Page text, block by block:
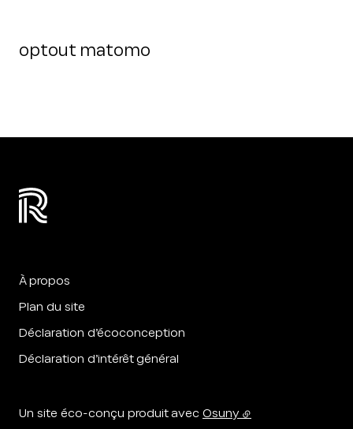
optout matomo
À propos
Plan du site
Déclaration d’écoconception
Déclaration d’intérêt général
Un site éco-conçu produit avec Osuny